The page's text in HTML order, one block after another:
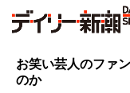
お笑い芸人のファ
のか